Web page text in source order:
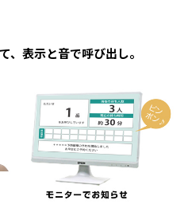
、表示と音で呼び出し。